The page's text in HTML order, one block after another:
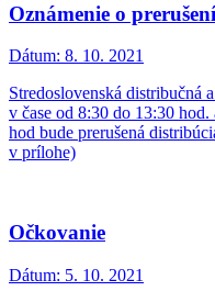
Oznámenie o
Dátum: 8. 10. 2021
Stredoslovenská distribučná
v čase od 8:30 do 13:30
hod bude prerušená
v prílohe)
Očkovanie
Dátum: 5. 10. 2021